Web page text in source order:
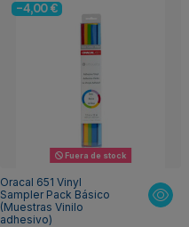
-4,00 €
Fuera de stock
Oracal 651 Vinyl
Sampler Pack Básico
(Muestras Vinilo
adhesivo)